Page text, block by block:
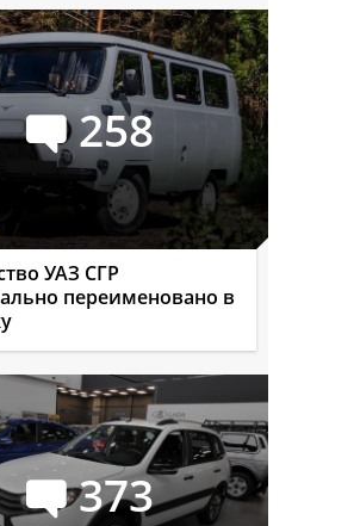
258
УАЗ СГР
переименовано в
373